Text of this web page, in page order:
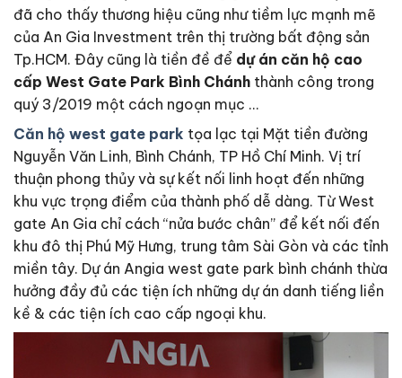
đã cho thấy thương hiệu cũng như tiềm lực mạnh mẽ
của An Gia Investment trên thị trường bất động sản
Tp.HCM. Đây cũng là tiền đề để dự án căn hộ cao
cấp West Gate Park Bình Chánh thành công trong
quý 3/2019 một cách ngoạn mục …
Căn hộ west gate park tọa lạc tại Mặt tiền đường
Nguyễn Văn Linh, Bình Chánh, TP Hồ Chí Minh. Vị trí
thuận phong thủy và sự kết nối linh hoạt đến những
khu vực trọng điểm của thành phố dễ dàng. Từ West
gate An Gia chỉ cách “nửa bước chân” để kết nối đến
khu đô thị Phú Mỹ Hưng, trung tâm Sài Gòn và các tỉnh
miền tây. Dự án Angia west gate park bình chánh thừa
hưởng đầy đủ các tiện ích những dự án danh tiếng liền
kề & các tiện ích cao cấp ngoại khu.